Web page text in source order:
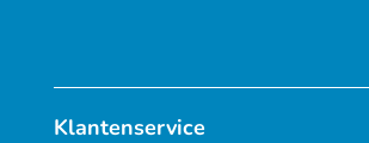
Klantenservice